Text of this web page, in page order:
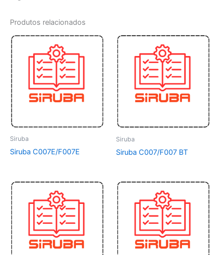
Produtos relacionados
Siruba
Siruba C007E/F007E
Siruba
Siruba C007/F007 BT